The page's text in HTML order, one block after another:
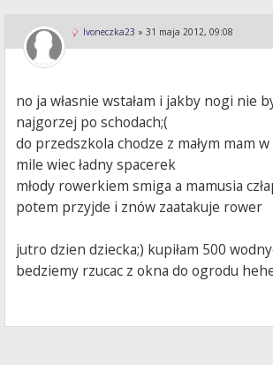
Ivoneczka23 » 31 maja 2012, 09:08
no ja własnie wstałam i jakby nogi nie
najgorzej po schodach;(
do przedszkola chodze z małym mam
mile wiec ładny spacerek
młody rowerkiem smiga a mamusia
potem przyjde i znów zaatakuje rower
jutro dzien dziecka;) kupiłam 500
bedziemy rzucac z okna do ogrodu